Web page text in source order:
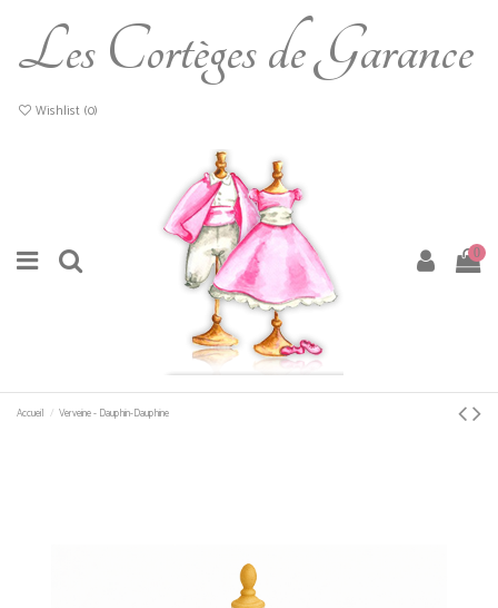
Les Cortèges de Garance
Wishlist (0)
0
Accueil Verveine - Dauphin-Dauphine